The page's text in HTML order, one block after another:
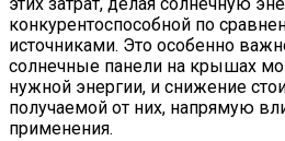
этих затрат, делая солнечную
конкурентоспособной по
источниками. Это особенно
солнечные панели на крышах
нужной энергии, и снижение
получаемой от них, напрямую
применения.